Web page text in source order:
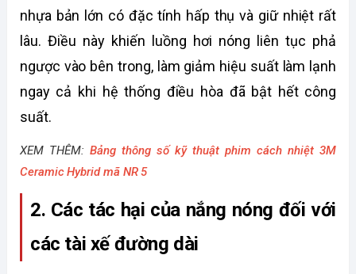
nhựa bản lớn có đặc tính hấp thụ và giữ nhiệt rất
lâu. Điều này khiến luồng hơi nóng liên tục phả
ngược vào bên trong, làm giảm hiệu suất làm lạnh
ngay cả khi hệ thống điều hòa đã bật hết công
suất.
XEM THÊM:Bảng thông số kỹ thuật phim cách nhiệt 3M
Ceramic Hybrid mã NR 5
2. Các tác hại của nắng nóng đối với
các tài xế đường dài